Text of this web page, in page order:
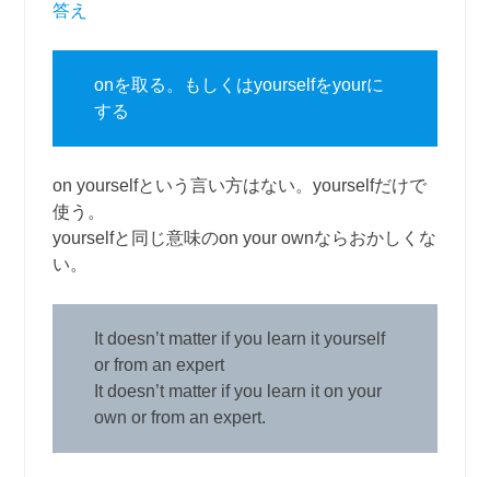
答え
onを取る。もしくはyourselfをyourに
する
on yourselfという言い方はない。yourselfだけで
使う。
yourselfと同じ意味のon your ownならおかしくな
い。
It doesn’t matter if you learn it yourself
or from an expert
It doesn’t matter if you learn it on your
own or from an expert.